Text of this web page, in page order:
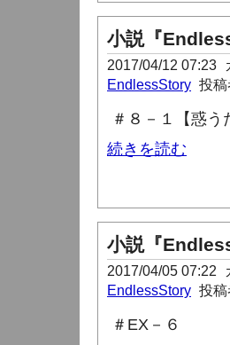
小説『
2017/04/12 07:23
EndlessStory 投稿
＃８－１【惑
続きを読む
小説『
2017/04/05 07:22
EndlessStory 投稿
＃ EX －６